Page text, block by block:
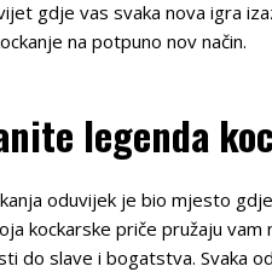
gdje vas svaka nova igra
na potpuno nov način.
legenda
oduvijek je bio mjesto
kockarske priče pružaju
do slave i bogatstva. Svaka